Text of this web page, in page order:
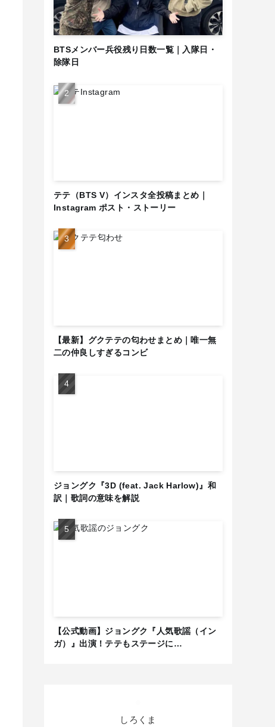
BTSメンバー兵役残り日数一覧｜入隊日・
除隊日
テテ（BTS V）インスタ全投稿まとめ｜
Instagram ポスト・ストーリー
【最新】グクテテの匂わせまとめ｜唯一無
二の仲良しすぎるコンビ
ジョングク『3D (feat. Jack Harlow)』和
訳｜歌詞の意味を解説
【公式動画】ジョングク『人気歌謡（イン
ガ）』出演！テテもステージに…
しろくま